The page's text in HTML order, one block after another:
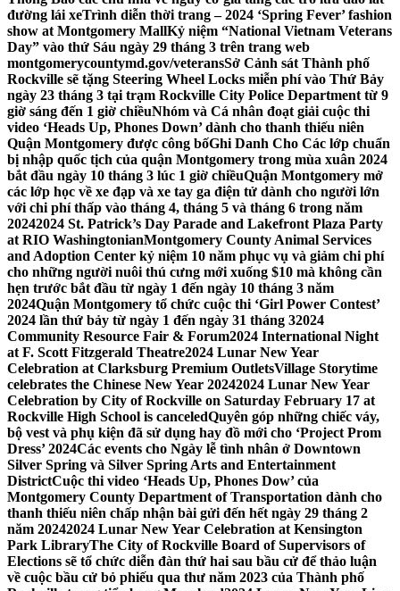
đường lái xeTrình diễn thời trang – 2024 ‘Spring Fever’ fashion
show at Montgomery MallKỷ niệm “National Vietnam Veterans
Day” vào thứ Sáu ngày 29 tháng 3 trên trang web
montgomerycountymd.gov/veteransSở Cảnh sát Thành phố
Rockville sẽ tặng Steering Wheel Locks miễn phí vào Thứ Bảy
ngày 23 tháng 3 tại trạm Rockville City Police Department từ 9
giờ sáng đến 1 giờ chiềuNhóm và Cá nhân đoạt giải cuộc thi
video ‘Heads Up, Phones Down’ dành cho thanh thiếu niên
Quận Montgomery được công bốGhi Danh Cho Các lớp chuẩn
bị nhập quốc tịch của quận Montgomery trong mùa xuân 2024
bắt đầu ngày 10 tháng 3 lúc 1 giờ chiềuQuận Montgomery mở
các lớp học về xe đạp và xe tay ga điện tử dành cho người lớn
với chi phí thấp vào tháng 4, tháng 5 và tháng 6 trong năm
20242024 St. Patrick’s Day Parade and Lakefront Plaza Party
at RIO WashingtonianMontgomery County Animal Services
and Adoption Center kỷ niệm 10 năm phục vụ và giảm chi phí
cho những người nuôi thú cưng mới xuống $10 mà không cần
hẹn trước bắt đầu từ ngày 1 đến ngày 10 tháng 3 năm
2024Quận Montgomery tổ chức cuộc thi ‘Girl Power Contest’
2024 lần thứ bảy từ ngày 1 đến ngày 31 tháng 32024
Community Resource Fair & Forum2024 International Night
at F. Scott Fitzgerald Theatre2024 Lunar New Year
Celebration at Clarksburg Premium OutletsVillage Storytime
celebrates the Chinese New Year 20242024 Lunar New Year
Celebration by City of Rockville on Saturday February 17 at
Rockville High School is canceledQuyên góp những chiếc váy,
bộ vest và phụ kiện đã sử dụng hay đồ mới cho ‘Project Prom
Dress’ 2024Các events cho Ngày lễ tình nhân ở Downtown
Silver Spring và Silver Spring Arts and Entertainment
DistrictCuộc thi video ‘Heads Up, Phones Dow’ của
Montgomery County Department of Transportation dành cho
thanh thiếu niên chấp nhận bài gửi đến hết ngày 29 tháng 2
năm 20242024 Lunar New Year Celebration at Kensington
Park LibraryThe City of Rockville Board of Supervisors of
Elections sẽ tổ chức diễn đàn thứ hai sau bầu cử để thảo luận
về cuộc bầu cử bỏ phiếu qua thư năm 2023 của Thành phố